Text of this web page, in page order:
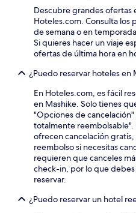
Descubre grandes ofertas
Hoteles.com. Consulta los
de semana o en
Si quieres hacer un viaje
ofertas de última hora en
¿Puedo reservar hoteles en
En Hoteles.com, es fácil
en Mashike. Solo tienes
"Opciones de
totalmente reembolsable".
ofrecen cancelación
reembolso si necesitas
requieren que canceles
check-in, por lo que
reservar.
¿Puedo reservar un hotel